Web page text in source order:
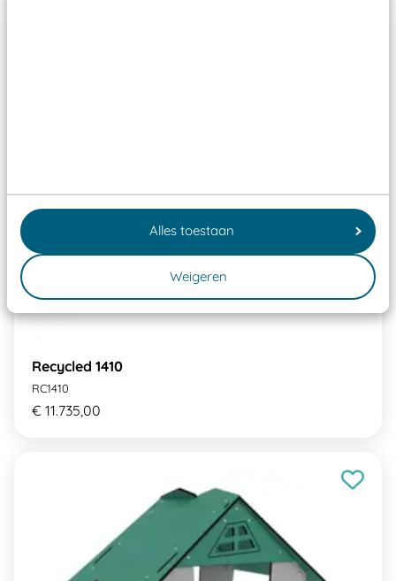
Alles toestaan
Weigeren
Recycled 1410
RC1410
€ 11.735,00